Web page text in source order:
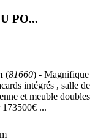
PO...
(81660) - Magnifique
intégrés , salle de
et meuble doubles
173500€ ...